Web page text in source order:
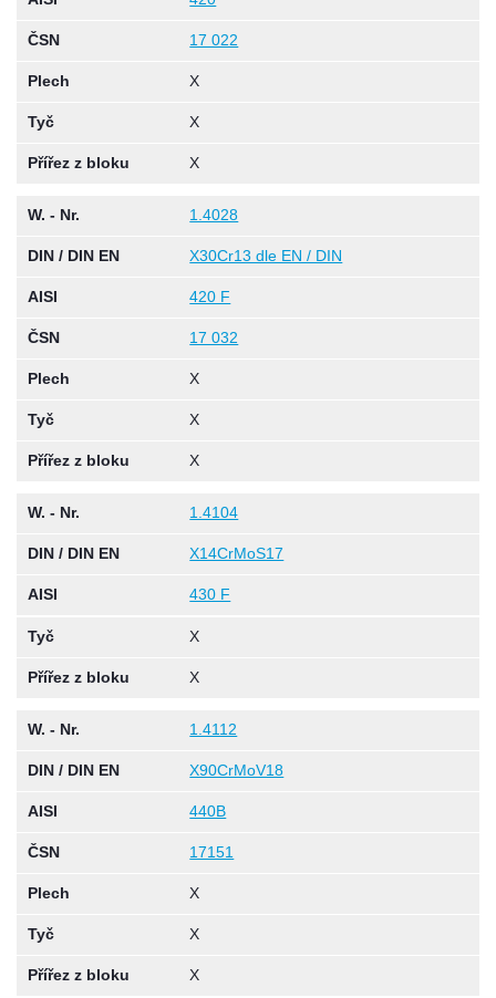
ČSN 17 022
Plech X
Tyč X
Přířez z bloku X
W. - Nr. 1.4028
DIN / DIN EN X30Cr13 dle EN / DIN
AISI 420 F
ČSN 17 032
Plech X
Tyč X
Přířez z bloku X
W. - Nr. 1.4104
DIN / DIN EN X14CrMoS17
AISI 430 F
Tyč X
Přířez z bloku X
W. - Nr. 1.4112
DIN / DIN EN X90CrMoV18
AISI 440B
ČSN 17151
Plech X
Tyč X
Přířez z bloku X